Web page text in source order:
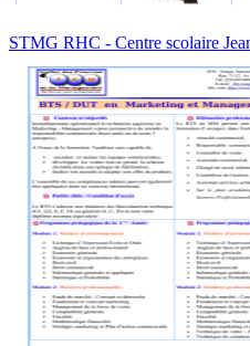
STMG RHC - Centre scolaire